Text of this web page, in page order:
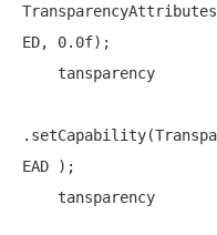
ED, 0.0f);
EAD );